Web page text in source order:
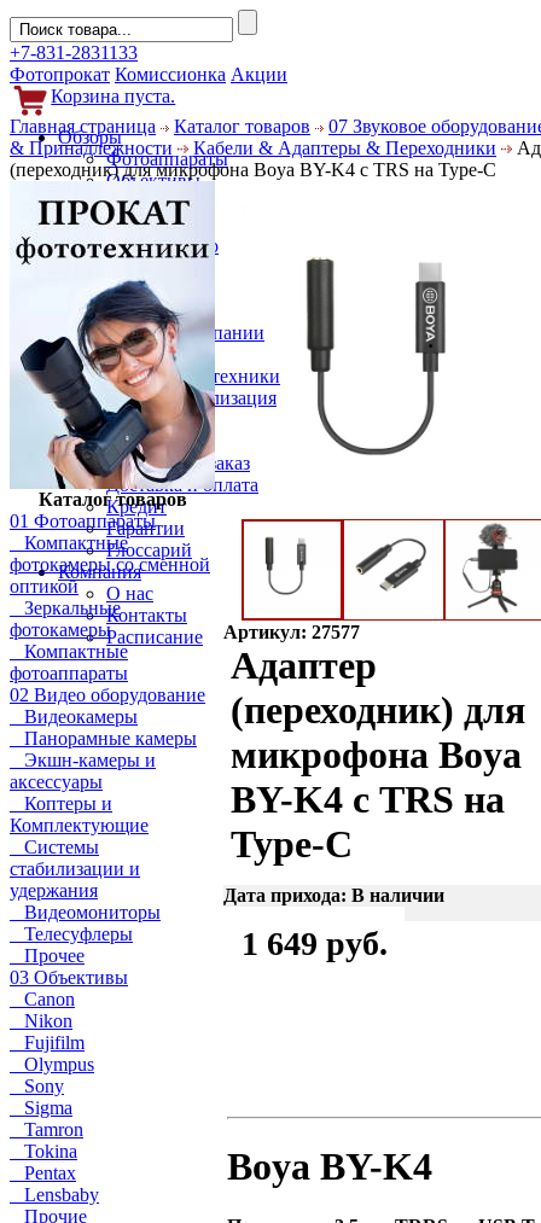
+7-831-2831133
Фотопрокат Комиссионка Акции
Корзина пуста.
Обзоры
Фотоаппараты
Объективы
Фильтры
Новости
Фото и видео
Аксессуары
Слухи
Новости компании
Услуги
Прокат фототехники
Выкуп и реализация
Покупателям
Акции
Как сделать заказ
Доставка и оплата
Кредит
Гарантии
Глоссарий
Компания
О нас
Контакты
Расписание
Главная страница Каталог товаров
07 Звуковое
& Принадлежности
Кабели & Адаптеры & Переходники
(переходник) для микрофона Boya BY-K4 с TRS на Type-C
Каталог товаров
01 Фотоаппараты
Компактные
фотокамеры со сменной
оптикой
Зеркальные
фотокамеры
Компактные
фотоаппараты
02 Видео оборудование
Видеокамеры
Панорамные камеры
Экшн-камеры и
аксессуары
Коптеры и
Комплектующие
Системы
стабилизации и
удержания
Видеомониторы
Телесуфлеры
Прочее
03 Объективы
Canon
Nikon
Fujifilm
Olympus
Sony
Sigma
Tamron
Tokina
Pentax
Lensbaby
Прочие
Артикул: 27577
Адаптер
(переходник) для
микрофона Boya
BY-K4 с TRS на
Type-C
Дата прихода: В наличии
1 649 руб.
Boya BY-K4